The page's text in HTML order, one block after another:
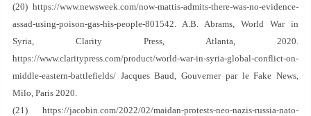
(20) https://www.newsweek.com/now-mattis-admits-there-was-no-evidence-
assad-using-poison-gas-his-people-801542. A.B. Abrams, World War in
Syria, Clarity Press, Atlanta, 2020.
https://www.claritypress.com/product/world-war-in-syria-global-conflict-on-
middle-eastern-battlefields/ Jacques Baud, Gouverner par le Fake News,
Milo, Paris 2020.
(21) https://jacobin.com/2022/02/maidan-protests-neo-nazis-russia-nato-